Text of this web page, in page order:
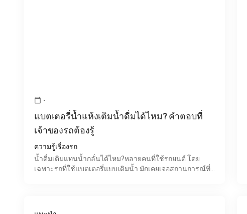
calendar_today -
แบตเตอรี่น้ำแห้งเติมน้ำดื่มได้ไหม? คำตอบที่
เจ้าของรถต้องรู้
ความรู้เรื่องรถ
น้ำดื่มเติมแทนน้ำกลั่นได้ไหม?หลายคนที่ใช้รถยนต์ โดย
เฉพาะรถที่ใช้แบตเตอรี่แบบเติมน้ำ มักเคยเจอสถานการณ์ที่